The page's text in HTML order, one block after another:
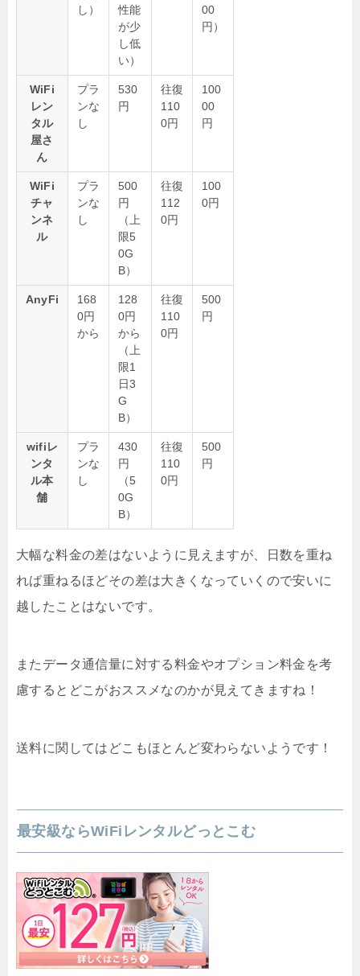
し）
性能
が少
し低
い）
00
円）
WiFi
レン
タル
屋さ
ん
プラ
ンな
し
530
円
往復
110
0円
100
00
円
WiFi
チャ
ンネ
ル
プラ
ンな
し
500
円
（上
限5
0G
B）
往復
112
0円
100
0円
AnyFi
168
0円
から
128
0円
から
（上
限1
日3
G
B）
往復
110
0円
500
円
wifiレ
ンタ
ル本
舗
プラ
ンな
し
430
円
（5
0G
B）
往復
110
0円
500
円
大幅な料金の差はないように見えますが、日数を重ね
れば重ねるほどその差は大きくなっていくので安いに
越したことはないです。
またデータ通信量に対する料金やオプション料金を考
慮するとどこがおススメなのかが見えてきますね！
送料に関してはどこもほとんど変わらないようです！
最安級ならWiFiレンタルどっとこむ